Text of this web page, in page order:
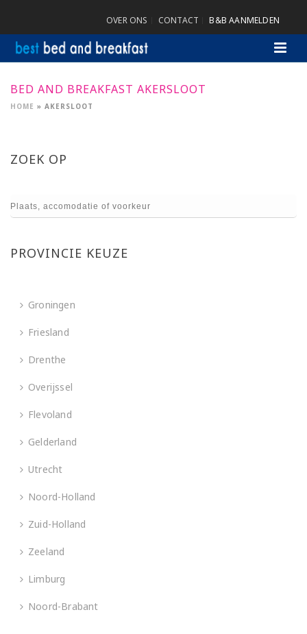
OVER ONS CONTACT B&B AANMELDEN
BED AND BREAKFAST AKERSLOOT
HOME » AKERSLOOT
ZOEK OP
PROVINCIE KEUZE
Groningen
Friesland
Drenthe
Overijssel
Flevoland
Gelderland
Utrecht
Noord-Holland
Zuid-Holland
Zeeland
Limburg
Noord-Brabant